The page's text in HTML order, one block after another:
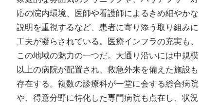
応の院内環境、医師や看護師によるきめ細やかな
説明を重視するなど、患者に寄り添う取り組みに
工夫が凝らされている。医療インフラの充実も、
この地域の魅力の一つだ。大通り沿いには中規模
以上の病院が配置され、救急外来を備えた施設も
存在する。複数の診療科が一堂に会する総合病院
や、得意分野に特化した専門病院も点在し、状況